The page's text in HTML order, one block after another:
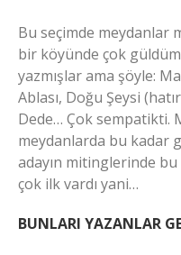
Bu seçimde meydanlar
bir köyünde çok
yazmışlar ama şöyle:
Ablası, Doğu Şeysi
Dede… Çok sempatikti.
meydanlarda bu kadar
adayın mitinglerinde bu
çok ilk vardı yani…
BUNLARI YAZANLAR